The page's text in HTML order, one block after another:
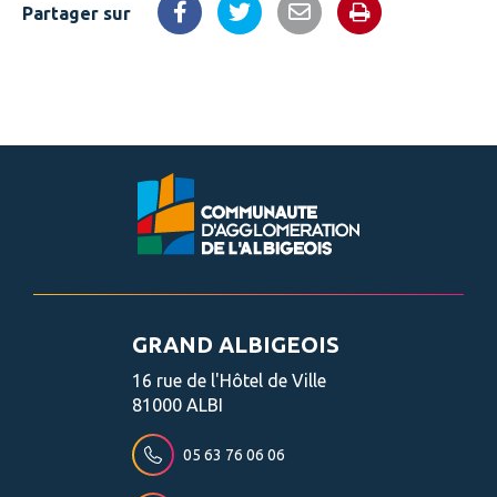
Partager sur Partager sur Facebook
Partager sur Twitter
Partager par email
Imprimer la
GRAND ALBIGEOIS
16 rue de l'Hôtel de Ville
81000 ALBI
05 63 76 06 06